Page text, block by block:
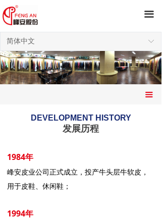
끀
ꀅ
简体中文
끀
DEVELOPMENT HISTORY
发展历程
1984年
峰安皮业公司正式成立，投产牛头层牛软皮，
用于皮鞋、休闲鞋；
1994年